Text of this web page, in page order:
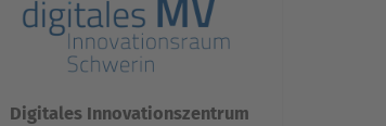
Digitales Innovationszentrum